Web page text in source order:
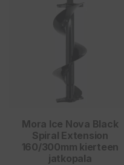
Mora Ice Nova Black
Spiral Extension
160/300mm kierteen
jatkopala